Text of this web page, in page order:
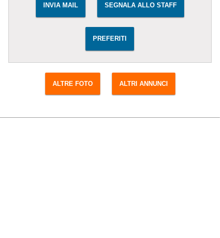
INVIA MAIL SEGNALA ALLO STAFF
PREFERITI
ALTRE FOTO ALTRI ANNUNCI